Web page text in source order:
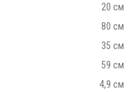
20 см
80 см
35 см
59 см
4,9 см